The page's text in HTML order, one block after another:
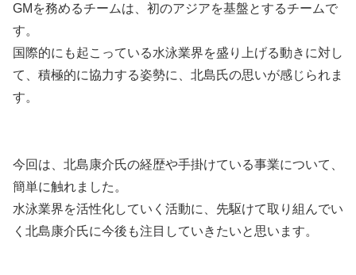
GMを務めるチームは、初のアジアを基盤とするチームで
す。
国際的にも起こっている水泳業界を盛り上げる動きに対し
て、積極的に協力する姿勢に、北島氏の思いが感じられま
す。
今回は、北島康介氏の経歴や手掛けている事業について、
簡単に触れました。
水泳業界を活性化していく活動に、先駆けて取り組んでい
く北島康介氏に今後も注目していきたいと思います。